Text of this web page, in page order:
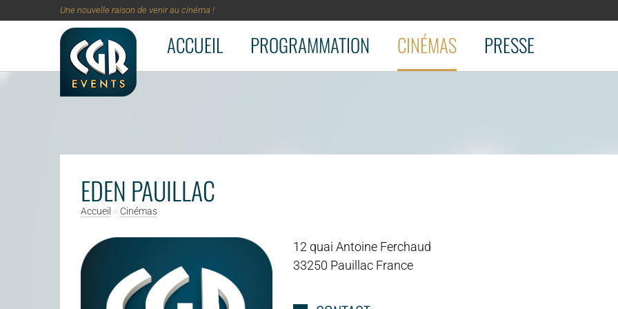
Aller au contenu principal
Une nouvelle raison de venir au cinéma !
ACCUEIL PROGRAMMATION CINÉMAS PRESSE
EDEN PAUILLAC
Accueil > Cinémas
12 quai Antoine Ferchaud
33250 Pauillac France